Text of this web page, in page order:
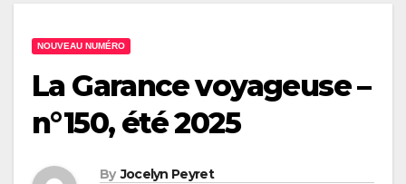
NOUVEAU NUMÉRO
La Garance voyageuse –
n°150, été 2025
By Jocelyn Peyret